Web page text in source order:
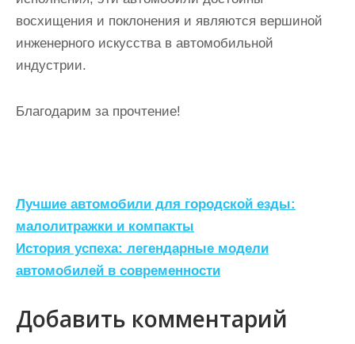
восхищения и поклонения и являются вершиной
инженерного искусства в автомобильной
индустрии.
Благодарим за прочтение!
Н
а
в
и
г
а
Лучшие автомобили для городской езды:
малолитражки и компакты
История успеха: легендарные модели
автомобилей в современности
Добавить комментарий